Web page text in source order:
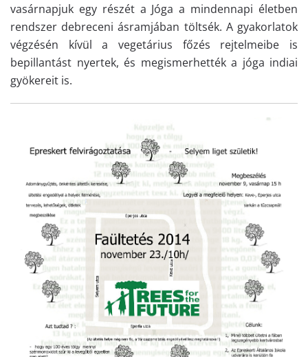
vasárnapjuk egy részét a Jóga a mindennapi életben
rendszer debreceni ásramjában töltsék. A gyakorlatok
végzésén kívül a vegetárius főzés rejtelmeibe is
bepillantást nyertek, és megismerhették a jóga indiai
gyökereit is.